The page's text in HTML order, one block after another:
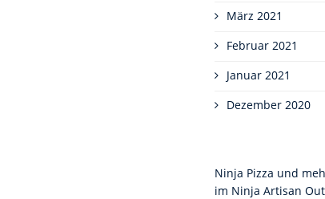
März 2021
Februar 2021
Januar 2021
Dezember 2020
Ninja Pizza und
im Ninja Artisan